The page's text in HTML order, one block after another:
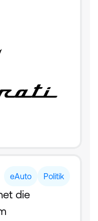
eAuto Politik
die